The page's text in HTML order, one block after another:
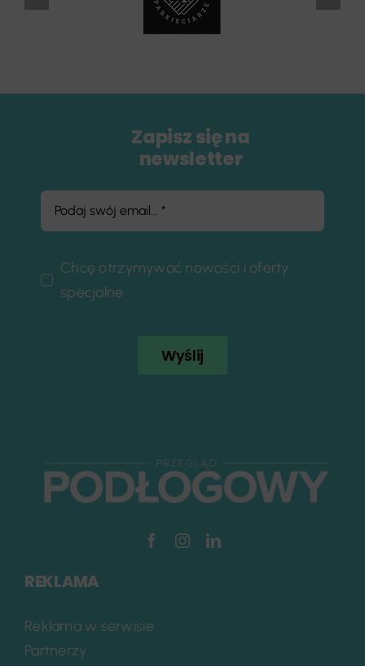
Zapisz się na
newsletter
Chcę otrzymywać nowości i oferty
specjalne
Wyślij
REKLAMA
Reklama w serwisie
Partnerzy